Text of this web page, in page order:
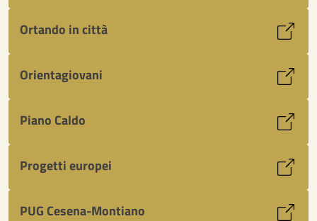
Ortando in città
Orientagiovani
Piano Caldo
Progetti europei
PUG Cesena-Montiano